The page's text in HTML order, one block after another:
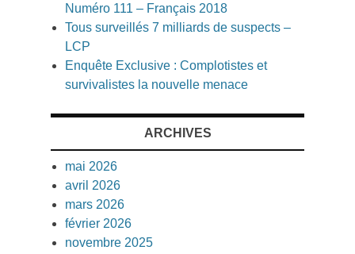
Numéro 111 – Français 2018
Tous surveillés 7 milliards de suspects –
LCP
Enquête Exclusive : Complotistes et
survivalistes la nouvelle menace
ARCHIVES
mai 2026
avril 2026
mars 2026
février 2026
novembre 2025